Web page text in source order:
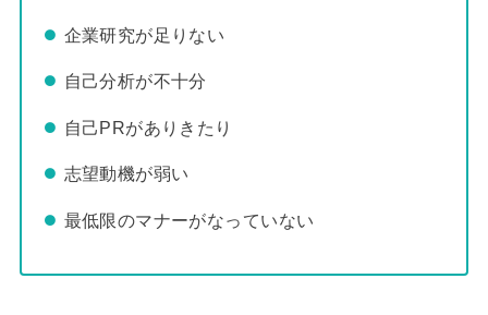
企業研究が足りない
自己分析が不十分
自己PRがありきたり
志望動機が弱い
最低限のマナーがなっていない